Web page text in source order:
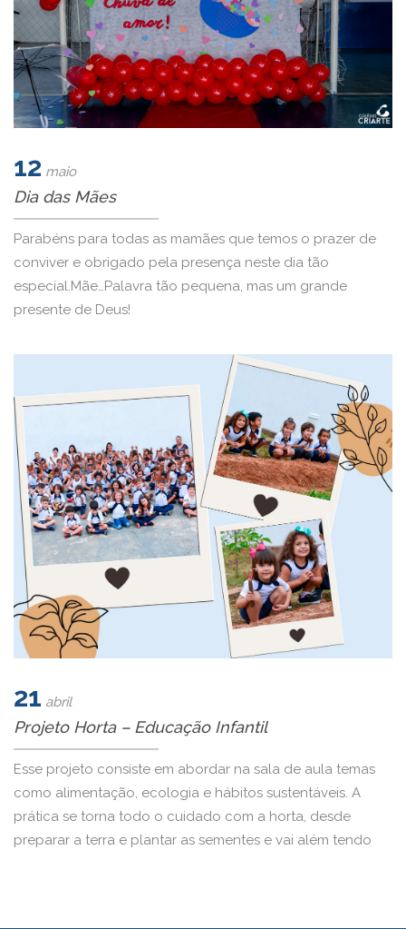
12 maio
Dia das Mães
Parabéns para todas as mamães que temos o prazer de
conviver e obrigado pela presença neste dia tão
especial.Mãe…Palavra tão pequena, mas um grande
presente de Deus!
21 abril
Projeto Horta – Educação Infantil
Esse projeto consiste em abordar na sala de aula temas
como alimentação, ecologia e hábitos sustentáveis. A
prática se torna todo o cuidado com a horta, desde
preparar a terra e plantar as sementes e vai além tendo